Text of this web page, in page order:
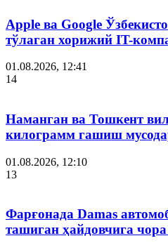
Apple ва Google
тўлаган хорижий IT-
01.08.2026, 12:41
14
Наманган ва Тошкент
килограмм гашиш
01.08.2026, 12:10
13
Фарғонада Damas
ташиган ҳайдовчига